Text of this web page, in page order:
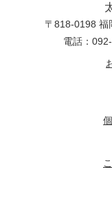
〒818-0198 福
電話：